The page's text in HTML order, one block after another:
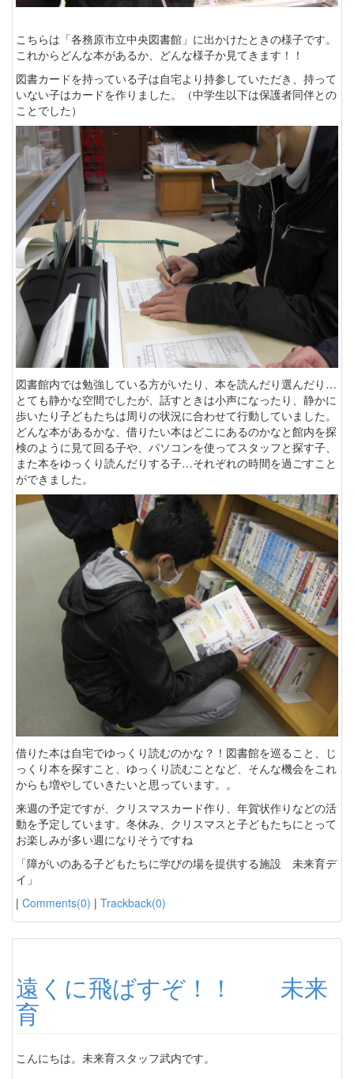
こちらは「各務原市立中央図書館」に出かけたときの様子です。
これからどんな本があるか、どんな様子か見てきます！！
図書カードを持っている子は自宅より持参していただき、持って
いない子はカードを作りました。（中学生以下は保護者同伴との
ことでした）
図書館内では勉強している方がいたり、本を読んだり選んだり…
とても静かな空間でしたが、話すときは小声になったり、静かに
歩いたり子どもたちは周りの状況に合わせて行動していました。
どんな本があるかな、借りたい本はどこにあるのかなと館内を探
検のように見て回る子や、パソコンを使ってスタッフと探す子、
また本をゆっくり読んだりする子…それぞれの時間を過ごすこと
ができました。
借りた本は自宅でゆっくり読むのかな？！図書館を巡ること、じ
っくり本を探すこと、ゆっくり読むことなど、そんな機会をこれ
からも増やしていきたいと思っています。。
来週の予定ですが、クリスマスカード作り、年賀状作りなどの活
動を予定しています。冬休み、クリスマスと子どもたちにとって
お楽しみが多い週になりそうですね
「障がいのある子どもたちに学びの場を提供する施設 未来育デ
イ」
| Comments(0) | Trackback(0)
遠くに飛ばすぞ！！ 未来
育
こんにちは。未来育スタッフ武内です。